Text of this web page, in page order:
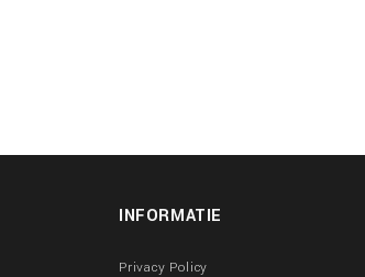
INFORMATIE
Privacy Policy